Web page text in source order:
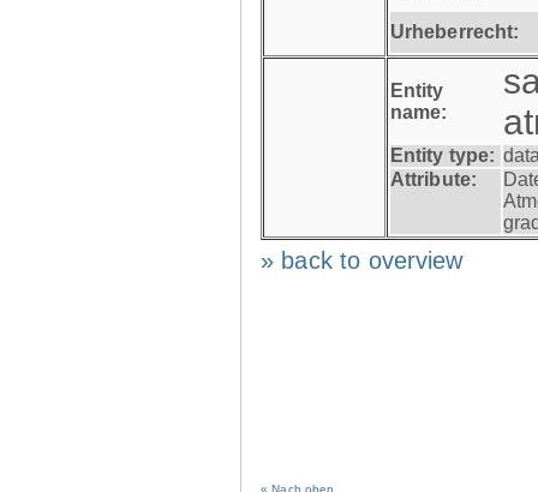
Urheberrecht:
Entity
name:
Entity type:
Attribute:
» back to overview
« Nach oben